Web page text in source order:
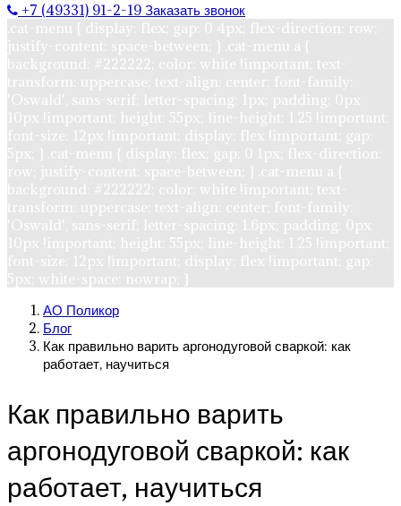
+7 (49331) 91-2-19 Заказать звонок
.cat-menu { display: flex; gap: 0 4px; flex-direction: row;
justify-content: space-between; } .cat-menu a {
background: #222222; color: white !important; text-
transform: uppercase; text-align: center; font-family:
'Oswald', sans-serif; letter-spacing: 1px; padding: 0px
10px !important; height: 55px; line-height: 1.25 !important;
font-size: 12px !important; display: flex !important; gap:
5px; } .cat-menu { display: flex; gap: 0 1px; flex-direction:
row; justify-content: space-between; } .cat-menu a {
background: #222222; color: white !important; text-
transform: uppercase; text-align: center; font-family:
'Oswald', sans-serif; letter-spacing: 1.6px; padding: 0px
10px !important; height: 55px; line-height: 1.25 !important;
font-size: 12px !important; display: flex !important; gap:
5px; white-space: nowrap; }
АО Поликор
Блог
Как правильно варить аргонодуговой сваркой: как
работает, научиться
Как правильно варить
аргонодуговой сваркой: как
работает, научиться